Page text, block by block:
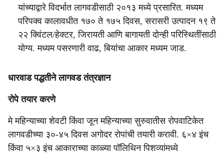
यांच्याद्वारे विदर्भात लागवडीसाठी २०१३ मध्ये प्रसारित. मध्यम
परिपक्व कालावधीत १७० ते १७५ दिवस, सरासरी उत्पादन १९ ते
२२ क्विंटल/हेक्टर, जिरायती आणि बागायती दोन्ही परिस्थितींसाठी
योग्य. मध्यम पसरणारी वाढ, बियांचा आकार मध्यम जाड.
धारवाड पद्धतीने लागवड तंत्रज्ञान
रोपे तयार करणे
मे महिन्याच्या शेवटी किंवा जून महिन्याच्या सुरुवातीस रोपवाटिकेत
लागवडीच्या ३०-४५ दिवस अगोदर रोपांची तयारी करावी. ६×४ इंच
किंवा ५×३ इंच आकाराच्या काळ्या पॉलिथिन पिशव्यांमध्ये